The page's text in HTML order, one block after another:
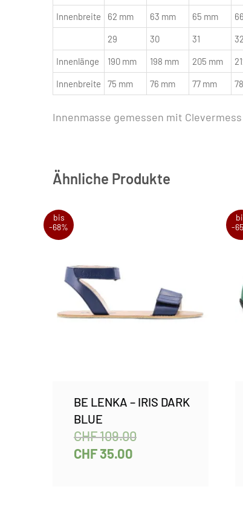
Innenbreite 62 mm 63 mm 65 mm
29 30 31 32
Innenlänge 190 mm 198 mm 205 mm
Innenbreite 75 mm 76 mm 77 mm
Innenmasse gemessen mit Clevermess
Ähnliche Produkte
bis
-68%
BE LENKA – IRIS DARK
BLUE
CHF109.00
CHF35.00
-